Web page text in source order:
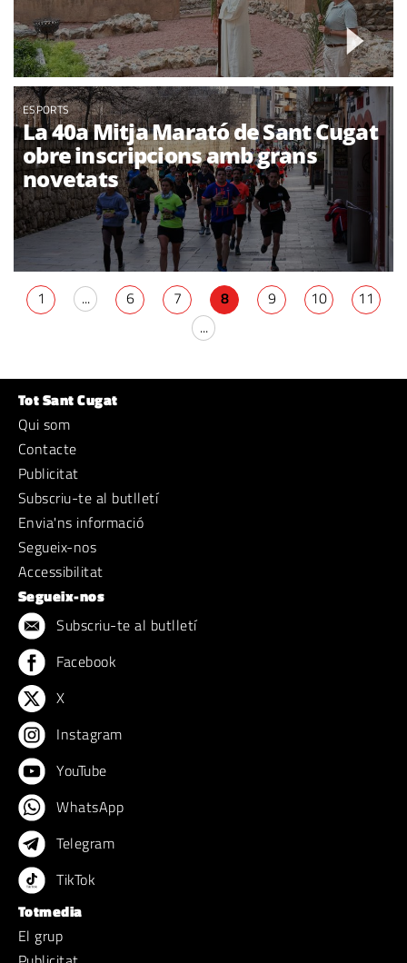
ESPORTS
La 40a Mitja Marató de Sant Cugat
obre inscripcions amb grans
novetats
1 ... 6 7 8 9 10
11
...
Tot Sant Cugat
Qui som
Contacte
Publicitat
Subscriu-te al butlletí
Envia'ns informació
Segueix-nos
Accessibilitat
Segueix-nos
Subscriu-te al butlletí
Facebook
X
Instagram
YouTube
WhatsApp
Telegram
TikTok
Totmedia
El grup